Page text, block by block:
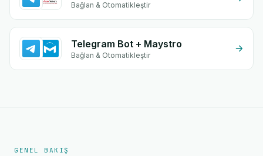
Bağlan & Otomatikleştir
Telegram Bot + Maystro
Bağlan & Otomatikleştir
GENEL BAKIŞ